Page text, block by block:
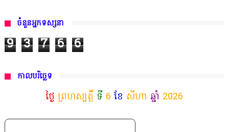
ចំនួនអ្នកទស្សនា
9 3 7 6 6
កាលបរិច្ឆេទ
ថ្ងៃ ព្រហស្បត្តិ៍ ទី 6 ខែ សីហា ឆ្នាំ 2026